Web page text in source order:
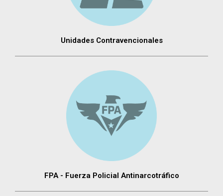
Unidades Contravencionales
FPA - Fuerza Policial Antinarcotráfico